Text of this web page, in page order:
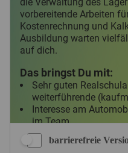
barrierefreie